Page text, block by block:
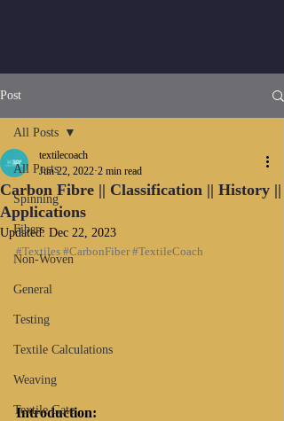
Post
All Posts
Spinning
Fibers
Non-Woven
General
Testing
Textile Calculations
Weaving
Textile Gate
All Posts
Carbon Fibre || Classification || History ||
Applications
textilecoach
Jun 22, 2022 2 min read
Updated: Dec 22, 2023
#Textiles #CarbonFiber #TextileCoach
Introduction: